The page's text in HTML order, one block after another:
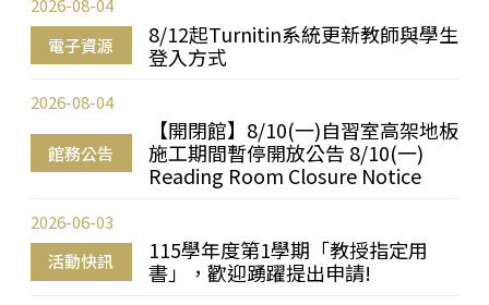
電子資源
8/12起Turnitin系統更新教師與學生
登入方式
2026-08-04
館務公告
【開閉館】8/10(一)自習室高架地板
施工期間暫停開放公告 8/10(一)
Reading Room Closure Notice
2026-08-04
活動快訊
115學年度第1學期「教授指定用
書」，歡迎踴躍提出申請!
2026-06-03